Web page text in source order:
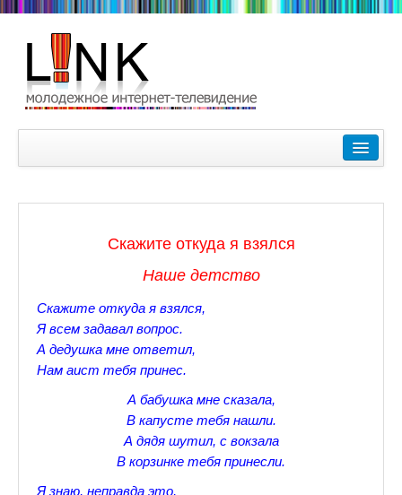
Зимние Олимпийские игры 2018. Заметки наших
Царское Село в Санкт-Петербурге
Прогулки по Царскому Селу. Зима.
Секции настольного тенниса в Пушкинском районе
Прогулки по Царскому Селу. Весна.
Прогулки по Царскому Селу. Лето
Скажите откуда я взялся
Наше детство
Скажите откуда я взялся,
Я всем задавал вопрос.
А дедушка мне ответил,
Нам аист тебя принес.
А бабушка мне сказала,
В капусте тебя нашли.
А дядя шутил, с вокзала
В корзинке тебя принесли.
Я знаю, неправда это,